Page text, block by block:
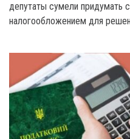
депутаты сумели придумать
налогообложением для